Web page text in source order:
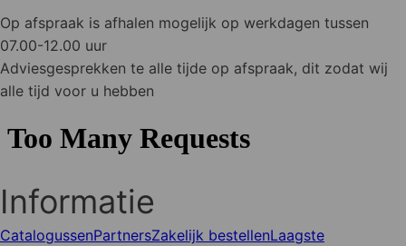
Op afspraak is afhalen mogelijk op werkdagen tussen
07.00-12.00 uur
Adviesgesprekken te alle tijde op afspraak, dit zodat wij
alle tijd voor u hebben
Informatie
CatalogussenPartnersZakelijk bestellenLaagste